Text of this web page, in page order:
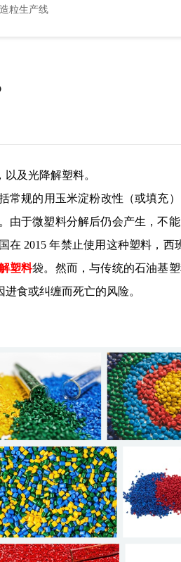
粒生产线
及光降解塑料。
规的用玉米淀粉改性（或填充
由于微塑料分解后仍会产生，不
2015 年禁止使用这种塑料，西
塑料袋。然而，与传统的石油基
食或纠缠而死亡的风险。